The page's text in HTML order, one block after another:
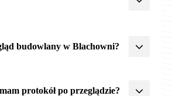
,spółdzielni mieszkaniowych,
. Posiadamy pełną dokumentację
budowlany w Blachowni?
od 300 zł netto,półroczny
protokół po przeglądzie?